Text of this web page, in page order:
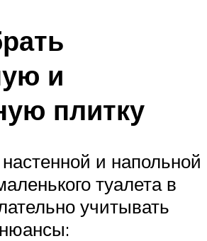
и
плитку
и напольной
туалета в
учитывать